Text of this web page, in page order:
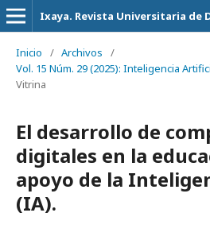
Inicio / Archivos
/
Vol. 15 Núm. 29 (2025): Inteligencia
Vitrina
El desarrollo de
digitales en la
apoyo de la
(IA).